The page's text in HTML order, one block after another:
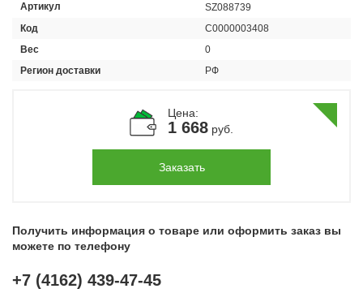
+7 (4162) 22–95–69
График работы: ПН-ПТ с 8.30 до 18.00 (+6 по МСК)
Артикул
SZ088739
Код
С0000003408
Вес
0
Регион доставки
РФ
Цена:
1 668 руб.
Заказать
Получить информация о товаре или оформить заказ вы
можете по телефону
+7 (4162) 439-47-45